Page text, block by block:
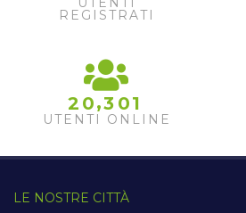
REGISTRATI
2 0,3 01
UTENTI ONLINE
LE NOSTRE CITTÀ